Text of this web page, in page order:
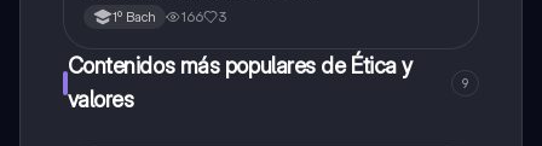
1º Bach 166 3
Contenidos más populares de Ética y
valores
9